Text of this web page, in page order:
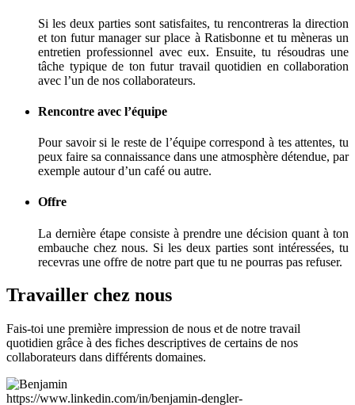
Si les deux parties sont satisfaites, tu rencontreras la direction
et ton futur manager sur place à Ratisbonne et tu mèneras un
entretien professionnel avec eux. Ensuite, tu résoudras une
tâche typique de ton futur travail quotidien en collaboration
avec l’un de nos collaborateurs.
Rencontre avec l’équipe
Pour savoir si le reste de l’équipe correspond à tes attentes, tu
peux faire sa connaissance dans une atmosphère détendue, par
exemple autour d’un café ou autre.
Offre
La dernière étape consiste à prendre une décision quant à ton
embauche chez nous. Si les deux parties sont intéressées, tu
recevras une offre de notre part que tu ne pourras pas refuser.
Travailler chez nous
Fais-toi une première impression de nous et de notre travail
quotidien grâce à des fiches descriptives de certains de nos
collaborateurs dans différents domaines.
https://www.linkedin.com/in/benjamin-dengler-